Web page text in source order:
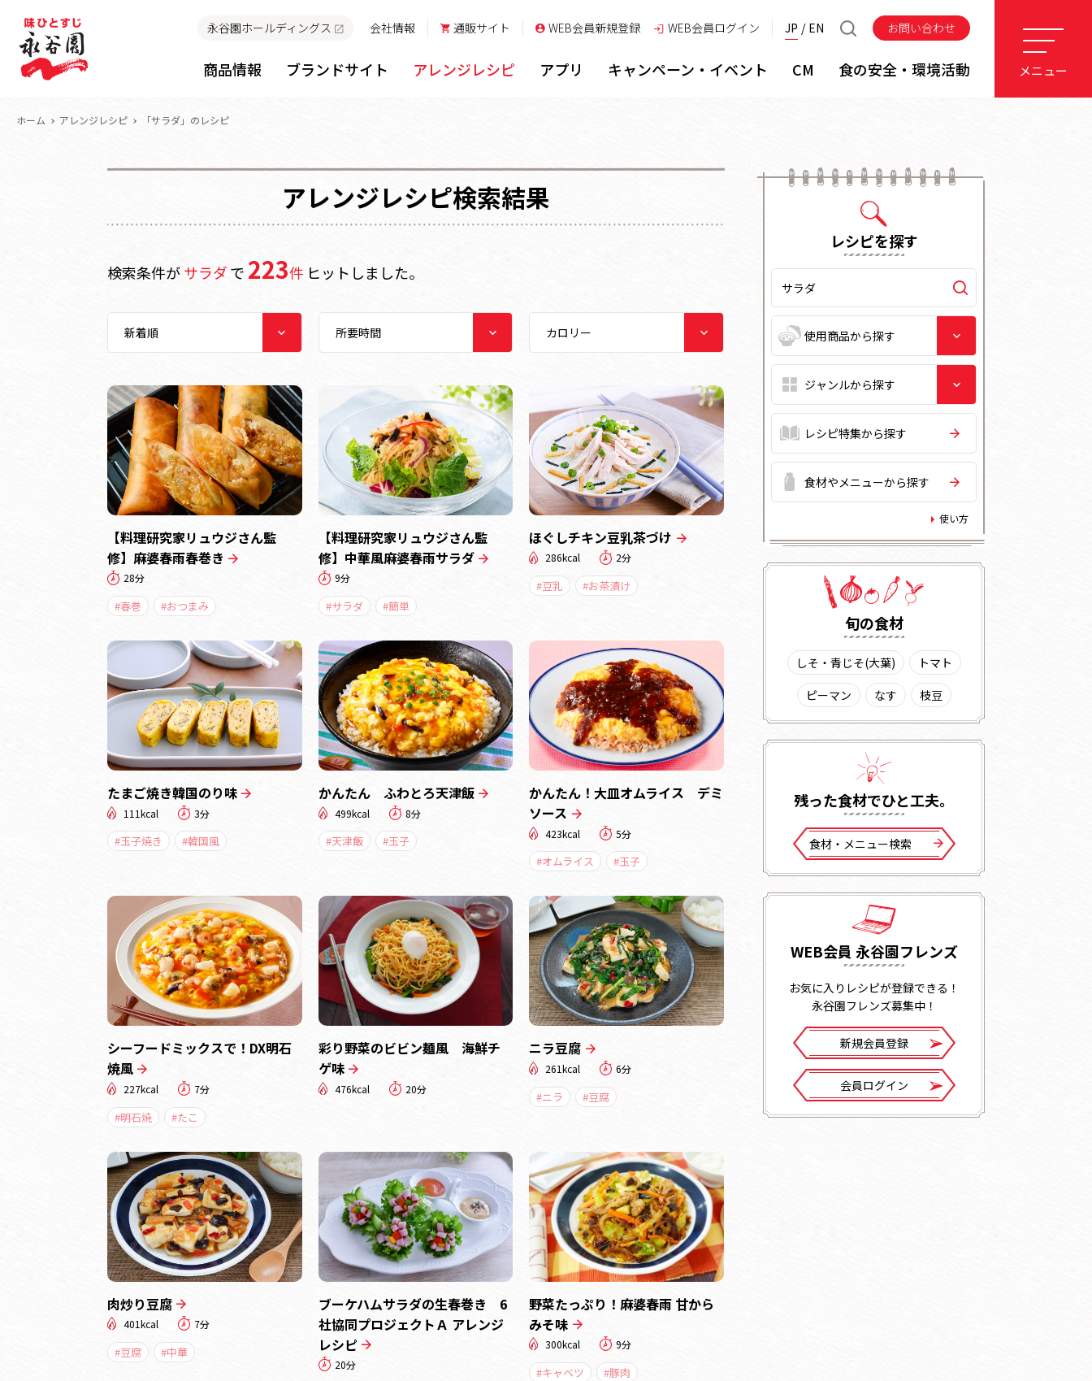
永谷園ホールディングス 会社情報 通販サイト WEB会員新規登録 WEB会員ログイン JP EN お問い合わせ
商品情報 ブランドサイト アレンジレシピ アプリ キャンペーン・イベント CM 食の安全・環境活動 メニュー
ホーム アレンジレシピ 「サラダ」のレシピ
アレンジレシピ検索結果
検索条件がサラダで 223件 ヒットしました。
【料理研究家リュウジさん監
修】麻婆春雨春巻き
28分
#春巻 #おつまみ
【料理研究家リュウジさん監
修】中華風麻婆春雨サラダ
9分
#サラダ #簡単
ほぐしチキン豆乳茶づけ
286kcal 2分
#豆乳 #お茶漬け
たまご焼き韓国のり味
111kcal 3分
#玉子焼き #韓国風
かんたん ふわとろ天津飯
499kcal 8分
#天津飯 #玉子
かんたん！大皿オムライス デミ
ソース
423kcal 5分
#オムライス #玉子
シーフードミックスで！DX明石
焼風
227kcal 7分
#明石焼 #たこ
彩り野菜のビビン麺風 海鮮チ
ゲ味
476kcal 20分
ニラ豆腐
261kcal 6分
#ニラ #豆腐
肉炒り豆腐
401kcal 7分
#豆腐 #中華
ブーケハムサラダの生春巻き 6
社協同プロジェクトＡ アレンジ
レシピ
20分
野菜たっぷり！麻婆春雨 甘から
みそ味
300kcal 9分
#キャベツ #豚肉
レシピを探す
レシピ特集から探す
食材やメニューから探す
使い方
旬の⾷材
しそ・青じそ(大葉)
トマト
ピーマン
なす 枝豆
残った⾷材でひと⼯夫。
⾷材・メニュー検索
WEB会員 永谷園フレンズ
お気に入りレシピが登録できる！
永谷園フレンズ募集中！
新規会員登録
会員ログイン